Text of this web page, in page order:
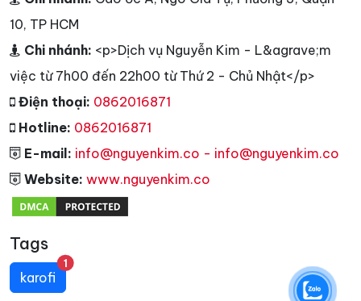
10, TP HCM
Chi nhánh: <p>Dịch vụ Nguyễn Kim - L&agrave;m
việc từ 7h00 đến 22h00 từ Thứ 2 - Chủ Nhật</p>
Điện thoại: 0862016871
Hotline: 0862016871
E-mail: info@nguyenkim.co - info@nguyenkim.co
Website: www.nguyenkim.co
Tags
karofi
1unread messages